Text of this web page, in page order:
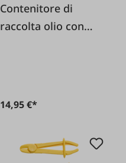
Contenitore di
raccolta olio con
14,95 €*